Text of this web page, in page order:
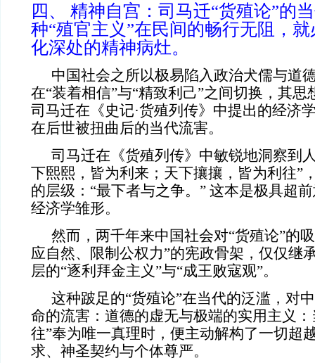
四、 精神自宫：司马迁“货殖论”的
种“殖官主义”在民间的畅行无阻，
化深处的精神病灶。
中国社会之所以极易陷入政治犬儒与道
在“装着相信”与“精致利己”之间切换，其
司马迁在《史记·货殖列传》中提出的经济
在后世被扭曲后的当代流害。
司马迁在《货殖列传》中敏锐地洞察到
下熙熙，皆为利来；天下攘攘，皆为利往”
的层级：“最下者与之争。” 这本是极具超
经济学雏形。
然而，两千年来中国社会对“货殖论”的
应自然、限制公权力”的宪政骨架，仅仅继
层的“逐利拜金主义”与“成王败寇观”。
这种跛足的“货殖论”在当代的泛滥，对
命的流害：道德的虚无与极端的实用主义
往”奉为唯一真理时，便主动解构了一切超
求、神圣契约与个体尊严。